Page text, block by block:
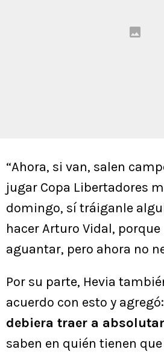
“Ahora, si van, salen
jugar Copa Libertadores
domingo, sí tráiganle
hacer Arturo Vidal, porque
aguantar, pero ahora no
Por su parte, Hevia
acuerdo con esto y agregó:
debiera traer a
saben en quién tienen